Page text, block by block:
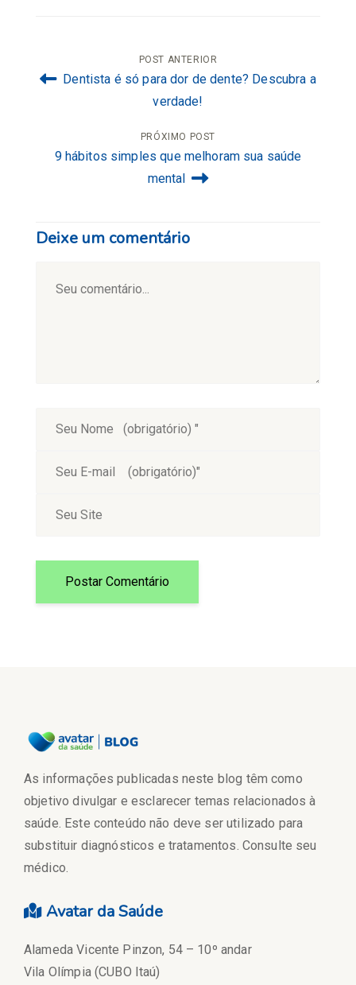
NavegaçãoPOST ANTERIOR
Dentista é só para dor de dente? Descubra a
verdade!
PRÓXIMO POST
9 hábitos simples que melhoram sua saúde
mental
Deixe um comentário
As informações publicadas neste blog têm como
objetivo divulgar e esclarecer temas relacionados à
saúde. Este conteúdo não deve ser utilizado para
substituir diagnósticos e tratamentos. Consulte seu
médico.
Avatar da Saúde
Alameda Vicente Pinzon, 54 – 10º andar
Vila Olímpia (CUBO Itaú)